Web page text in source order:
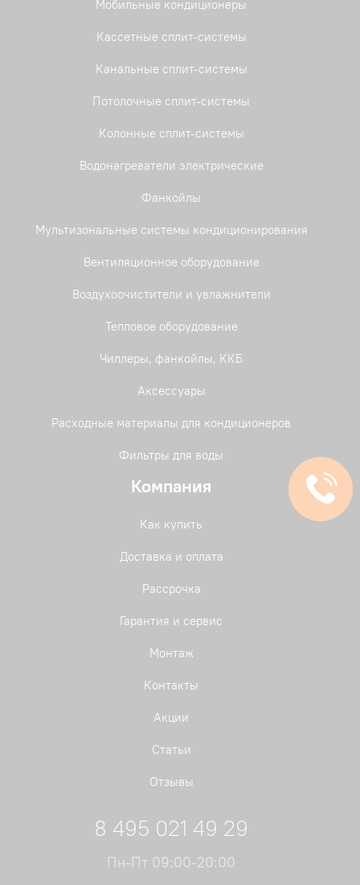
Мобильные кондиционеры
Кассетные сплит-системы
Канальные сплит-системы
Потолочные сплит-системы
Колонные сплит-системы
Водонагреватели электрические
Фанкойлы
Мультизональные системы кондиционирования
Вентиляционное оборудование
Воздухоочистители и увлажнители
Тепловое оборудование
Чиллеры, фанкойлы, ККБ
Аксессуары
Расходные материалы для кондиционеров
Фильтры для воды
Компания
Как купить
Доставка и оплата
Рассрочка
Гарантия и сервис
Монтаж
Контакты
Акции
Статьи
Отзывы
8 495 021 49 29
Пн-Пт 09:00-20:00